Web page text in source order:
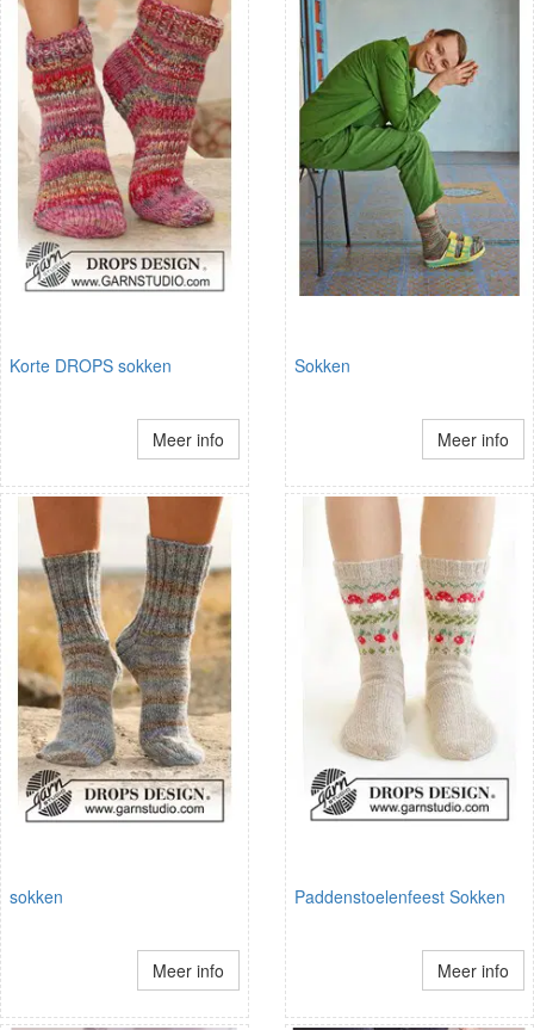
Korte DROPS sokken
Meer info
Sokken
Meer info
sokken
Meer info
Paddenstoelenfeest Sokken
Meer info